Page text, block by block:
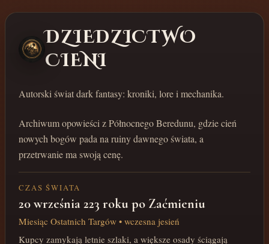
DZIEDZICTWO
CIENI
Autorski świat dark fantasy: kroniki, lore i mechanika.
Archiwum opowieści z Północnego Beredunu, gdzie cień
nowych bogów pada na ruiny dawnego świata, a
przetrwanie ma swoją cenę.
CZAS ŚWIATA
20 września 223 roku po Zaćmieniu
Miesiąc Ostatnich Targów • wczesna jesień
Kupcy zamykają letnie szlaki, a większe osady ściągają